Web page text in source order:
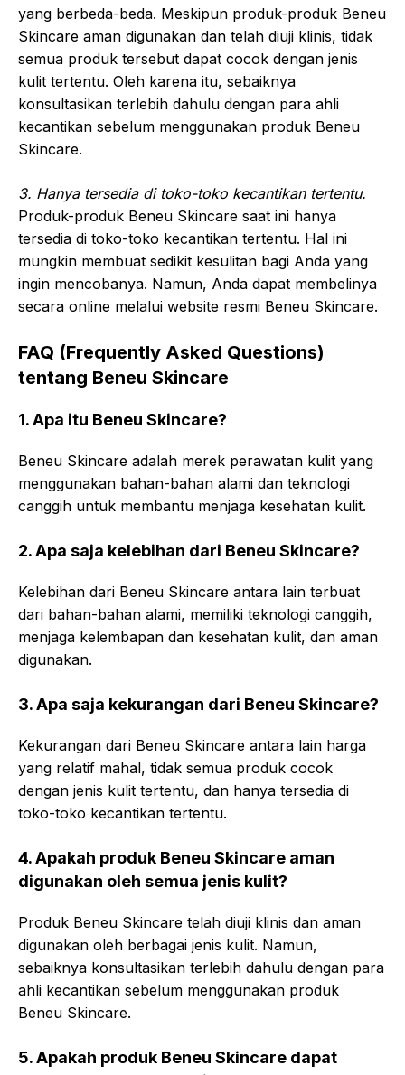
yang berbeda-beda. Meskipun produk-produk Beneu
Skincare aman digunakan dan telah diuji klinis, tidak
semua produk tersebut dapat cocok dengan jenis
kulit tertentu. Oleh karena itu, sebaiknya
konsultasikan terlebih dahulu dengan para ahli
kecantikan sebelum menggunakan produk Beneu
Skincare.
3. Hanya tersedia di toko-toko kecantikan tertentu.
Produk-produk Beneu Skincare saat ini hanya
tersedia di toko-toko kecantikan tertentu. Hal ini
mungkin membuat sedikit kesulitan bagi Anda yang
ingin mencobanya. Namun, Anda dapat membelinya
secara online melalui website resmi Beneu Skincare.
FAQ (Frequently Asked Questions)
tentang Beneu Skincare
1. Apa itu Beneu Skincare?
Beneu Skincare adalah merek perawatan kulit yang
menggunakan bahan-bahan alami dan teknologi
canggih untuk membantu menjaga kesehatan kulit.
2. Apa saja kelebihan dari Beneu Skincare?
Kelebihan dari Beneu Skincare antara lain terbuat
dari bahan-bahan alami, memiliki teknologi canggih,
menjaga kelembapan dan kesehatan kulit, dan aman
digunakan.
3. Apa saja kekurangan dari Beneu Skincare?
Kekurangan dari Beneu Skincare antara lain harga
yang relatif mahal, tidak semua produk cocok
dengan jenis kulit tertentu, dan hanya tersedia di
toko-toko kecantikan tertentu.
4. Apakah produk Beneu Skincare aman
digunakan oleh semua jenis kulit?
Produk Beneu Skincare telah diuji klinis dan aman
digunakan oleh berbagai jenis kulit. Namun,
sebaiknya konsultasikan terlebih dahulu dengan para
ahli kecantikan sebelum menggunakan produk
Beneu Skincare.
5. Apakah produk Beneu Skincare dapat